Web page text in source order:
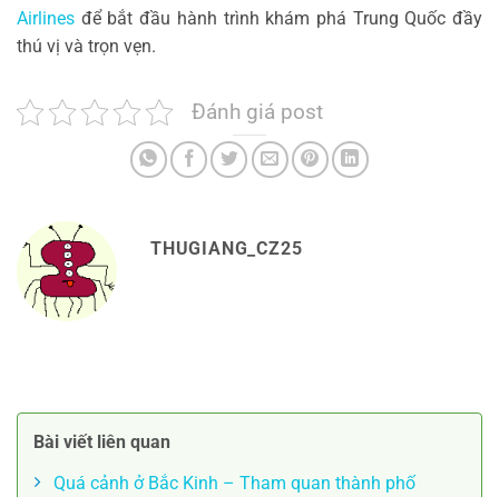
Airlines để bắt đầu hành trình khám phá Trung Quốc đầy
thú vị và trọn vẹn.
Đánh giá post
THUGIANG_CZ25
Bài viết liên quan
Quá cảnh ở Bắc Kinh – Tham quan thành phố